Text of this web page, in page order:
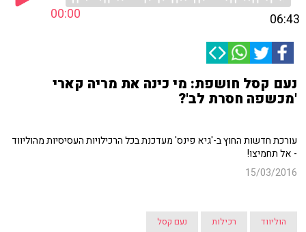
00:00 06:43
נעם קסל חושפת: מי כינה את מריה קארי
'מכשפה חסרת לב'?
עורכת חדשות החוץ ב-'גיא פינס' מעדכנת בכל הרכילויות העסיסיות מהוליווד
- אל תחמיצו!
15/03/2016
הוליווד רכילות נעם קסל